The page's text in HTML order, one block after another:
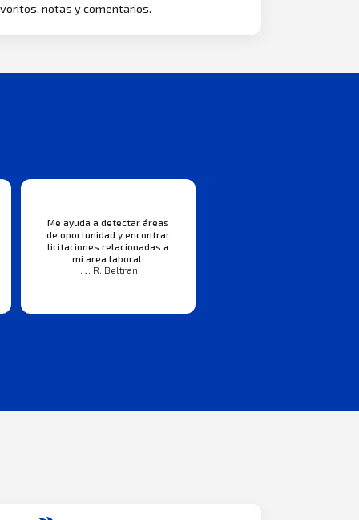
notas y comentarios.
Me ayuda a detectar áreas
de oportunidad y encontrar
licitaciones relacionadas a
mi area laboral.
I. J. R. Beltran